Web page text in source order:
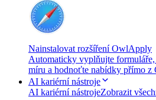
Nainstalovat rozšíření OwlApply
Automaticky vyplňujte
míru a hodnoťte nabídky přímo z
AI kariérní nástroje
AI kariérní nástrojeZobrazit